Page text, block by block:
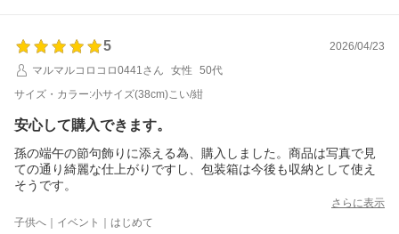
5
2026/04/23
マルマルコロコロ0441さん
女性
50代
サイズ・カラー:小サイズ(38cm)こい/紺
安心して購入できます。
孫の端午の節句飾りに添える為、購入しました。商品は写真で見
ての通り綺麗な仕上がりですし、包装箱は今後も収納として使え
さらに表示
子供へ｜イベント｜はじめて